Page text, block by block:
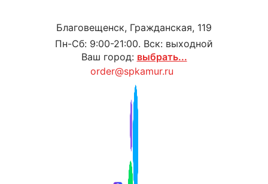
Благовещенск, Гражданская, 119
Пн-Сб: 9:00-21:00. Вск: выходной
Ваш город: выбрать...
order@spkamur.ru